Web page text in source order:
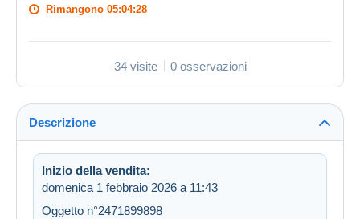
Rimangono 05:04:28
34 visite 0 osservazioni
Descrizione
Inizio della vendita:
domenica 1 febbraio 2026 a 11:43
Oggetto n°2471899898